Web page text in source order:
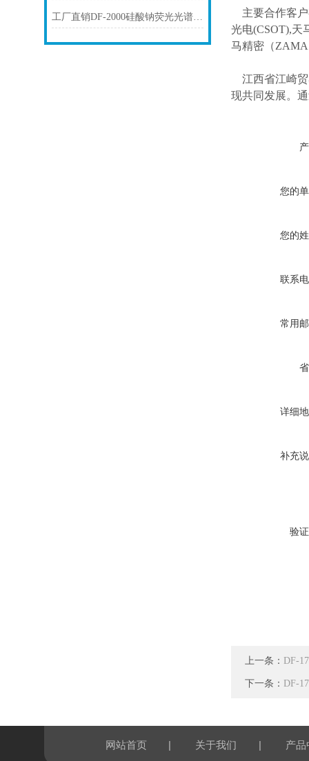
工厂直销DF-2000硅酸钠荧光光谱仪技术参数
主要合作客
光电(CSOT),天
马精密（
江西省江崎
现共同发展。
您的
您的
联系
常用
详细
补充
验
上一条： DF-
下一条： DF-
网站首页 | 关于我们 | 产品